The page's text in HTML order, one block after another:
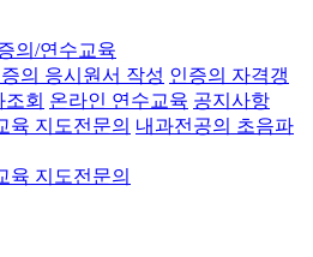
의/연수교육
의 응시원서 작성 인증의 자격갱
회 온라인 연수교육 공지사항
육 지도전문의 내과전공의 초음파
육 지도전문의